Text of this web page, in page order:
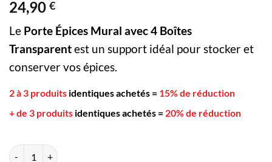
24,90 €
Le Porte Épices Mural avec 4 Boîtes
Transparentest un support idéal pour stocker et
conserver vos épices.
2 à 3 produits identiques achetés = 15% de réduction
+ de 3 produits identiques achetés = 20% de réduction
quantité de Porte Épices Mural avec 4 Boîtes Transparent